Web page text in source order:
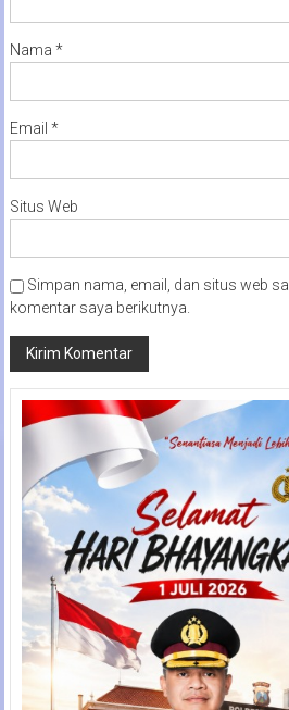
Nama *
Email *
Situs Web
Simpan nama, email, dan situs web
komentar saya berikutnya.